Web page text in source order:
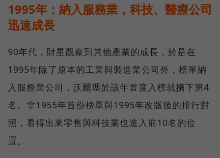
1995年：納入服務業，科技、醫療公司
迅速成長
90年代，財星觀察到其他產業的成長，於是在
1995年除了原本的工業與製造業公司外，榜單納
入服務業公司，沃爾瑪於該年首度入榜就摘下第4
名。拿1955年首份榜單與1995年改版後的排行對
照，看得出來零售與科技業也進入前10名的位
置。